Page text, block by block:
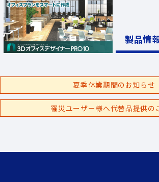
製品情
夏季休業期間のお知らせ
罹災ユーザー様へ代替品提供の